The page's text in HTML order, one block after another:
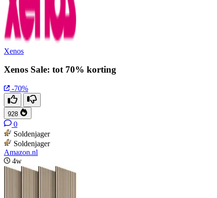
Xenos
Xenos Sale: tot 70% korting
-70%
928
0
Soldenjager
Soldenjager
Amazon.nl
4w